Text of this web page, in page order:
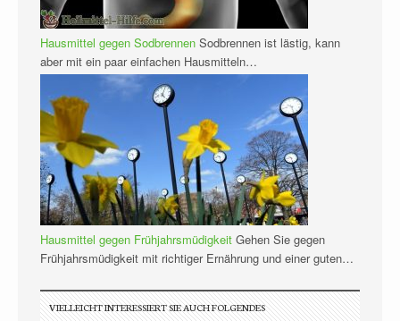
Hausmittel gegen Sodbrennen Sodbrennen ist lästig, kann
aber mit ein paar einfachen Hausmitteln…
Hausmittel gegen Frühjahrsmüdigkeit Gehen Sie gegen
Frühjahrsmüdigkeit mit richtiger Ernährung und einer guten…
VIELLEICHT INTERESSIERT SIE AUCH FOLGENDES